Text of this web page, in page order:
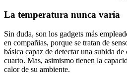
La temperatura nunca varía
Sin duda, son los gadgets más
en compañias, porque se tratan de
básica capaz de detectar una subida
cuarto. Mas, asimismo tienen la
calor de su ambiente.